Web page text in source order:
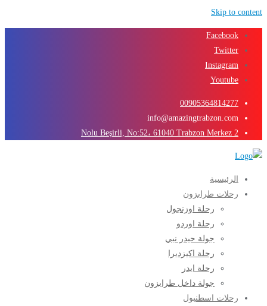
Skip to content
Facebook
Twitter
Instagram
Youtube
00905364814277
info@amazingtrabzon.com
2 Nolu Beşirli, No:52، 61040 Trabzon Merkez
الرئيسية
رحلات طرابزون
رحلة اوزنجول
رحلة اوردو
جولة حيدر نبي
رحلة اكيزديرا
رحلة ايدر
جولة داخل طرابزون
رحلات اسطنبول